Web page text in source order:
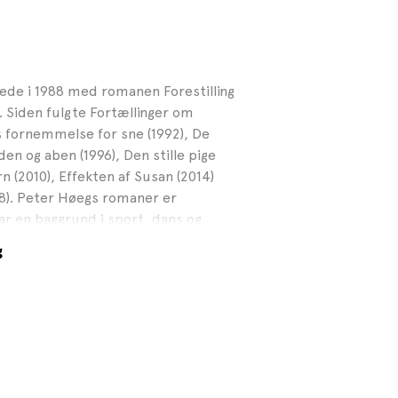
i 1988 med romanen Forestilling
Siden fulgte Fortællinger om
fornemmelse for sne (1992), De
og aben (1996), Den stille pige
(2010), Effekten af Susan (2014)
Peter Høegs romaner er
en baggrund i sport, dans og
kreativitet i folkeskolen, på